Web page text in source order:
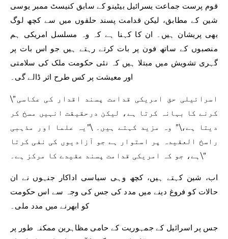
قوم پرست جماعت یسرائیل بیٹینو کے سابق کنیسٹ ممبر یوسی
شین کے مطابق، لیکن قدامت پسند حلقوں میں سے کچھ لوگ
بھی پریشان ہیں۔ ان کا کہنا ہے کہ وہ مسلسل امریکی ہم
منصبوں کے ساتھ فون پر بات کرتے رہتے ہیں جو اس بات پر
گہری تشویش میں مبتلا ہیں کہ نئی حکومت ملک کی سلامتی
اور معیشت پر کس طرح اثر ڈالے گی۔
\”اسرائیلی حق امریکی قدامت پسند اقدار کی عکاسی
کرنے کا بہانہ کرتا ہے، لیکن درحقیقت انہیں مسخ کر
دیتا ہے،\” وہ مزید کہتے ہیں۔ \”یہ علما اور مذہبی
راسخ العقیدہ پر استوار ہے جو آزادیوں کی نفی کرتا
ہے، جو کہ امریکی قدامت پسند عقیدے کا مرکز ہے۔\”
اب، شین کہتے ہیں، کچھ وہی سیاسی اداکار جنہوں نے ان
حالات کو فروغ دینے میں مدد کی جس کی وجہ سے اس حکومت
کو ابھرنے میں مدد ملی۔
جس پر اسرائیل کے جمہوریت کے حامی مظاہرین ممکنہ طور پر